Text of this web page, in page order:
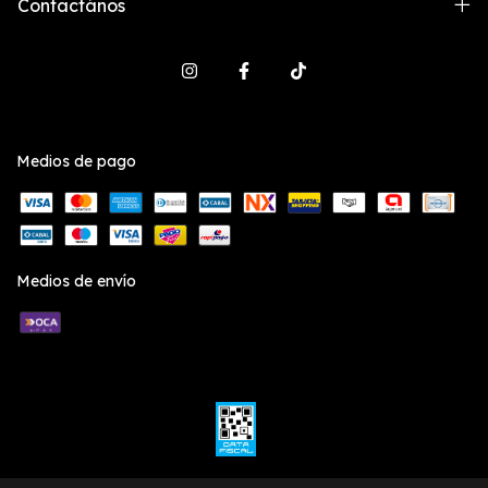
Contactános
Medios de pago
Medios de envío